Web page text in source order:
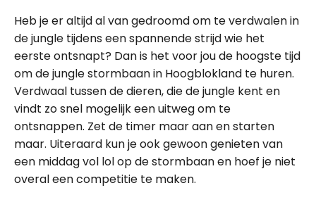
Heb je er altijd al van gedroomd om te verdwalen in
de jungle tijdens een spannende strijd wie het
eerste ontsnapt? Dan is het voor jou de hoogste tijd
om de jungle stormbaan in Hoogblokland te huren.
Verdwaal tussen de dieren, die de jungle kent en
vindt zo snel mogelijk een uitweg om te
ontsnappen. Zet de timer maar aan en starten
maar. Uiteraard kun je ook gewoon genieten van
een middag vol lol op de stormbaan en hoef je niet
overal een competitie te maken.